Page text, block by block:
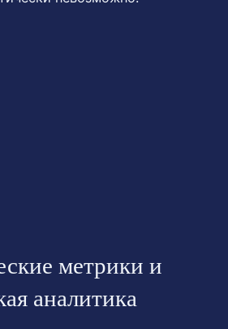
метрики и
аналитика